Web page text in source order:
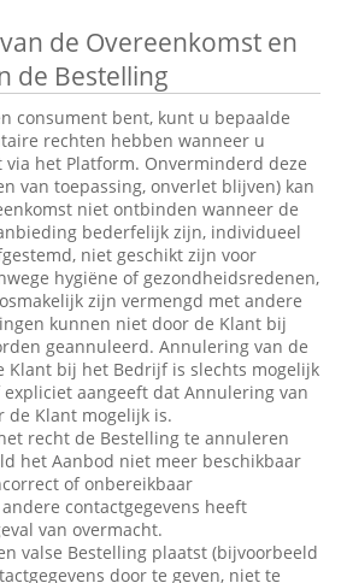
de Overeenkomst en
de Bestelling
consument bent, kunt u bepaalde
rechten hebben wanneer u
het Platform. Onverminderd deze
van toepassing, onverlet blijven) kan
niet ontbinden wanneer de
bederfelijk zijn, individueel
niet geschikt zijn voor
hygiëne of gezondheidsredenen,
zijn vermengd met andere
kunnen niet door de Klant bij
geannuleerd. Annulering van de
Klant bij het Bedrijf is slechts mogelijk
aangeeft dat Annulering van
de Klant mogelijk is.
recht de Bestelling te annuleren
het Aanbod niet meer beschikbaar
of onbereikbaar
contactgegevens heeft
van overmacht.
valse Bestelling plaatst (bijvoorbeeld
door te geven, niet te